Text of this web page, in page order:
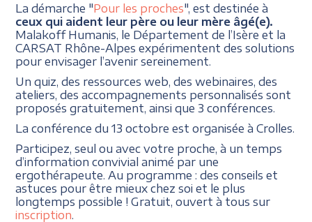
La démarche "Pour les proches", est destinée à
ceux qui aident leur père ou leur mère âgé(e).
Malakoff Humanis, le Département de l’Isère et la
CARSAT Rhône-Alpes expérimentent des solutions
pour envisager l’avenir sereinement.
Un quiz, des ressources web, des webinaires, des
ateliers, des accompagnements personnalisés sont
proposés gratuitement, ainsi que 3 conférences.
La conférence du 13 octobre est organisée à Crolles.
Participez, seul ou avec votre proche, à un temps
d’information convivial animé par une
ergothérapeute. Au programme : des conseils et
astuces pour être mieux chez soi et le plus
longtemps possible ! Gratuit, ouvert à tous sur
inscription